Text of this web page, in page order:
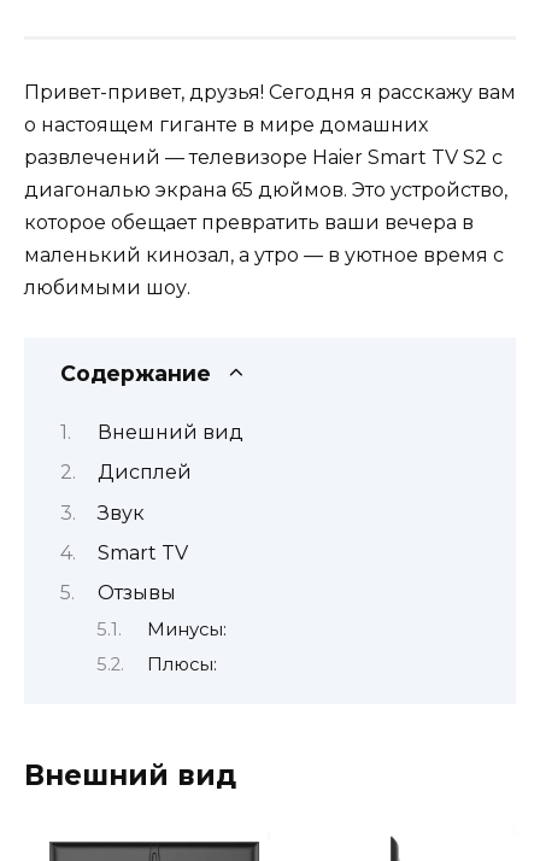
Привет-привет, друзья! Сегодня я расскажу вам
о настоящем гиганте в мире домашних
развлечений — телевизоре Haier Smart TV S2 с
диагональю экрана 65 дюймов. Это устройство,
которое обещает превратить ваши вечера в
маленький кинозал, а утро — в уютное время с
любимыми шоу.
Содержание
Внешний вид
Дисплей
Звук
Smart TV
Отзывы
Минусы:
Плюсы:
Внешний вид